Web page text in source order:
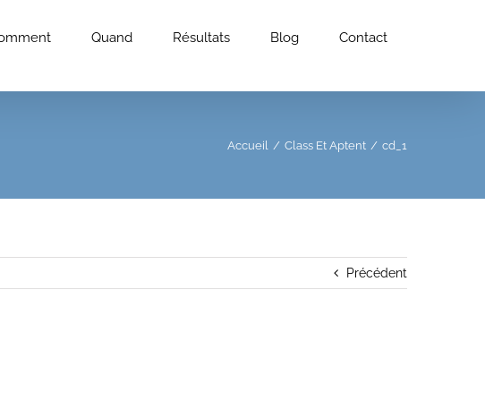
Quand Résultats Blog Contact
Accueil / Class Et Aptent / cd_1
Précédent